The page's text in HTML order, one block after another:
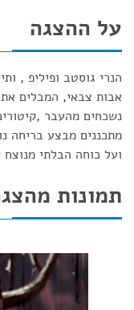
על ההצגה
הנרי גוסטב ופיליפ ,
אבות צבאי, המבלים את
נשכחים מהעבר
מתכננים מבצע בריחה
ועל כוחה הבלתי
תמונות